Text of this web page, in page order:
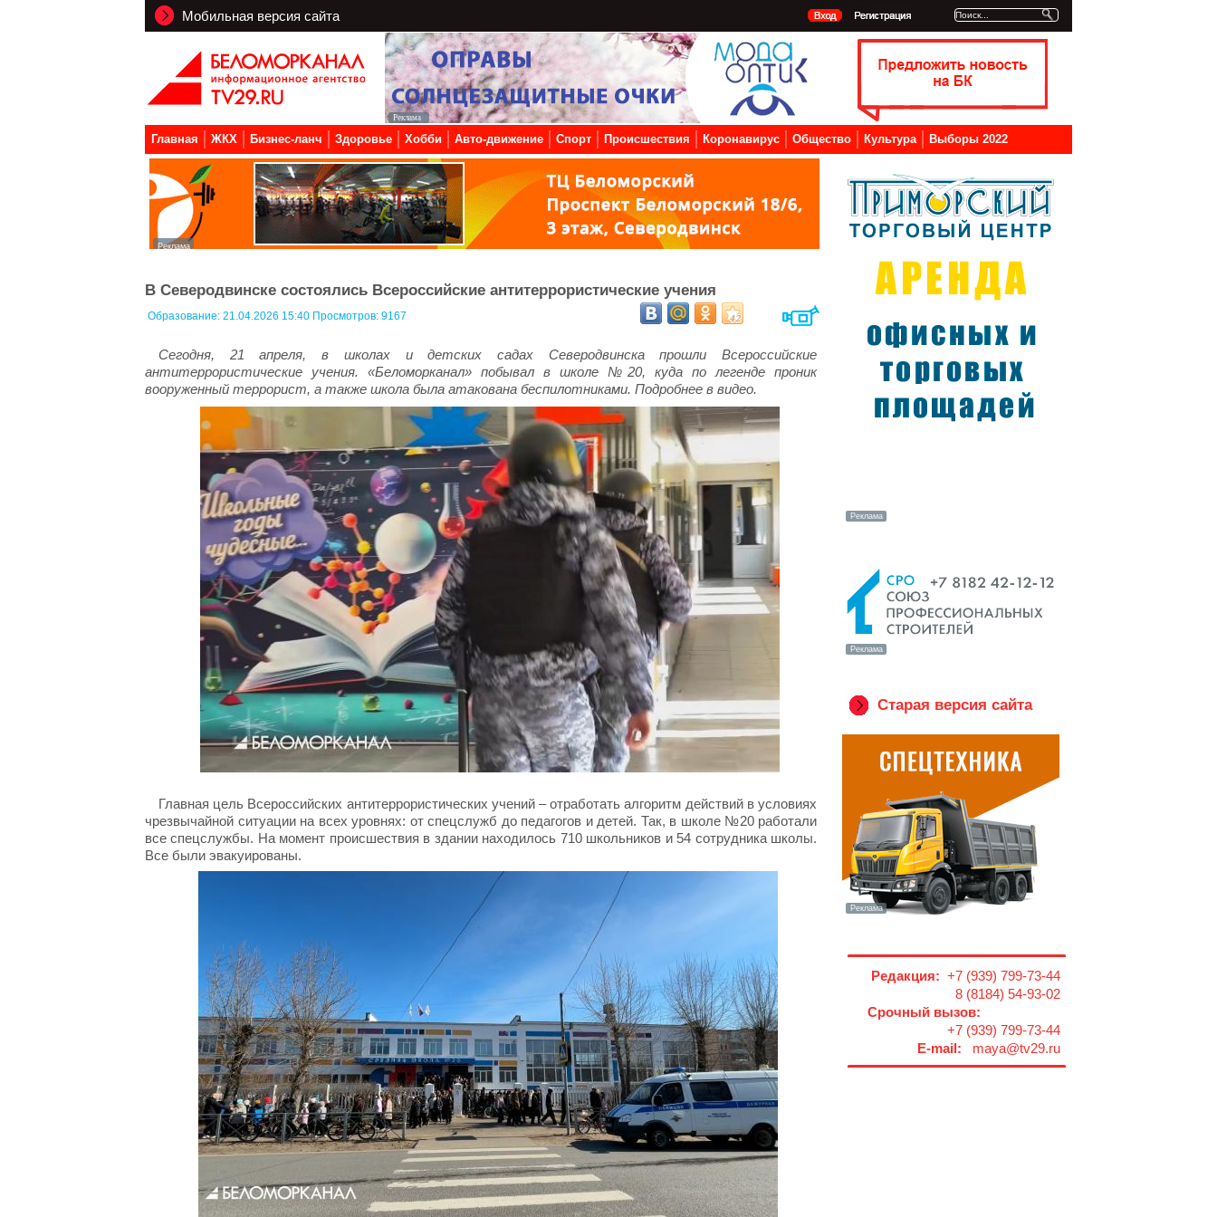
Мобильная версия сайта
Главная ЖКХ Бизнес-ланч Здоровье Хобби Авто-движение Спорт Происшествия Коронавирус Общество Культура Выборы 2022
В Северодвинске состоялись Всероссийские антитеррористические учения
Образование: 21.04.2026 15:40 Просмотров: 9167
Сегодня, 21 апреля, в школах и детских садах Северодвинска прошли Всероссийские
антитеррористические учения. «Беломорканал» побывал в школе №20, куда по легенде проник
вооруженный террорист, а также школа была атакована беспилотниками. Подробнее в видео.
Главная цель Всероссийских антитеррористических учений – отработать алгоритм действий в условиях
чрезвычайной ситуации на всех уровнях: от спецслужб до педагогов и детей. Так, в школе №20 работали
все спецслужбы. На момент происшествия в здании находилось 710 школьников и 54 сотрудника школы.
Все были эвакуированы.
Старая версия сайта
Редакция: +7 (939) 799-73-44
8 (8184) 54-93-02
Срочный вызов:
+7 (939) 799-73-44
E-mail: maya@tv29.ru